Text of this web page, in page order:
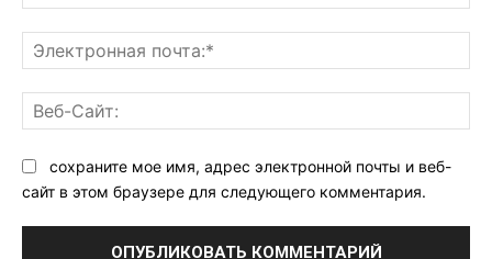
сохраните мое имя, адрес электронной почты и веб-
сайт в этом браузере для следующего комментария.